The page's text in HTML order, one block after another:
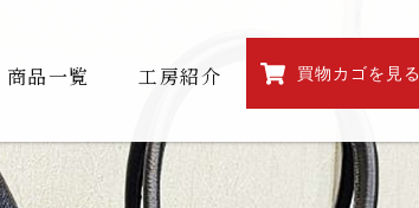
商品一覧 工房紹介 買物カゴを見る